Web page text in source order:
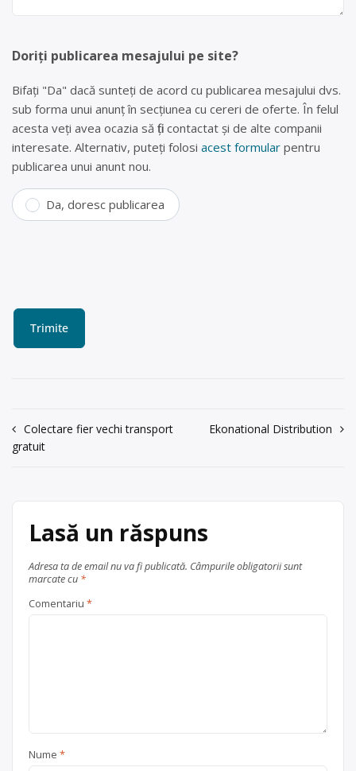
Doriți publicarea mesajului pe site?
Bifați "Da" dacă sunteți de acord cu publicarea mesajului dvs.
sub forma unui anunț în secțiunea cu cereri de oferte. În felul
acesta veți avea ocazia să fiți contactat și de alte companii
interesate. Alternativ, puteți folosi acest formular pentru
publicarea unui anunt nou.
Da, doresc publicarea
Navigare
în
Colectare fier vechi transport
gratuit
Ekonational Distribution
Lasă un răspuns
Adresa ta de email nu va fi publicată. Câmpurile obligatorii sunt
marcate cu *
Comentariu *
Nume *